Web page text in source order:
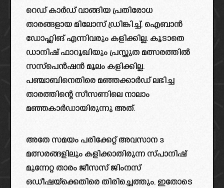
റെഡ് കാർഡ് വാങ്ങിയ പ്രതിരോധ
താരങ്ങളായ മിലോസ് ഡ്രിങ്കിച്ച്, ഐബാൻ
ഡോഹ്ലിങ് എന്നിവരും കളിക്കില്ല. കൂടാതെ
ഡാനിഷ് ഫാറൂഖിയും പ്രസ്തുത മത്സരത്തിൽ
സസ്‌പെൻഷൻ മൂലം കളിക്കില്ല.
പഞ്ചാബിനെതിരെ മഞ്ഞക്കാർഡ് ലഭിച്ച
താരത്തിന്റെ സീസണിലെ നാലാം
മഞ്ഞകാർഡായിരുന്നു അത്.
അതേ സമയം പരിക്കേറ്റ് അവസാന 3
മത്സരങ്ങളിലും കളിക്കാതിരുന്ന സ്പാനിഷ്
മുന്നേറ്റ താരം ജീസസ് ജിംനസ്
ഒഡീഷയ്ക്കെതിരെ തിരിച്ചെത്തും. ഇതോടെ